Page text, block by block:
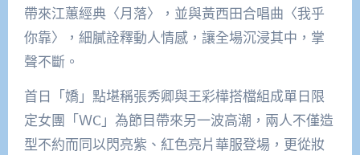
帶來江蕙經典〈月落〉，並與黃西田合唱曲〈我乎
你靠〉，細膩詮釋動人情感，讓全場沉浸其中，掌
聲不斷。
首日「嬌」點堪稱張秀卿與王彩樺搭檔組成單日限
定女團「ＷC」為節目帶來另一波高潮，兩人不僅造
型不約而同以閃亮紫、紅色亮片華服登場，更從妝